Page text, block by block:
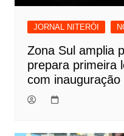
JORNAL NITERÓI
Zona Sul amplia
prepara primeira
com